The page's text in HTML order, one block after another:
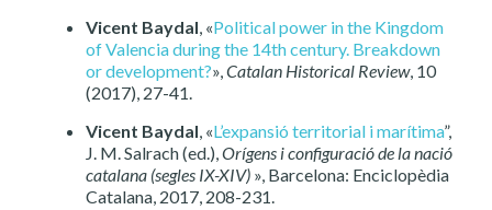
Vicent Baydal, «Political power in the Kingdom
of Valencia during the 14th century. Breakdown
or development?»,Catalan Historical Review, 10
(2017), 27-41.
Vicent Baydal, «L’expansió territorial i marítima”,
J. M. Salrach (ed.),Orígens i configuració de la nació
catalana (segles IX-XIV) », Barcelona: Enciclopèdia
Catalana, 2017, 208-231.